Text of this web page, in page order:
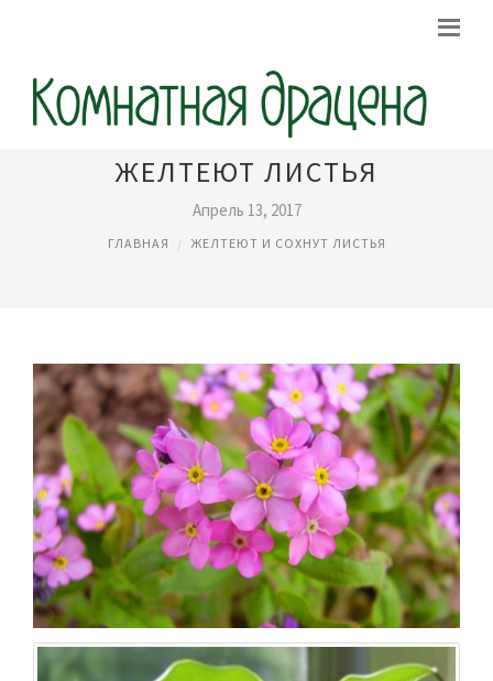
ДРАЦЕНА УХОД БОЛЕЗНИ
ЖЕЛТЕЮТ ЛИСТЬЯ
Апрель 13, 2017
ГЛАВНАЯ ЖЕЛТЕЮТ И СОХНУТ ЛИСТЬЯ